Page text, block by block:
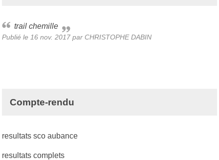
trail chemille
Publié le 16 nov. 2017 par CHRISTOPHE DABIN
Compte-rendu
resultats sco aubance
resultats complets